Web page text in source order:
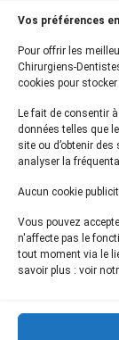
Vos préférences
Pour offrir les
Chirurgiens-
cookies pour
Le fait de consentir
données telles que
site ou d’obtenir
analyser la
Aucun cookie
Vous pouvez
n'affecte pas le
tout moment via le
savoir plus : voir